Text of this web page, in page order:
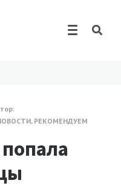
, РЕКОМЕНДУЕМ